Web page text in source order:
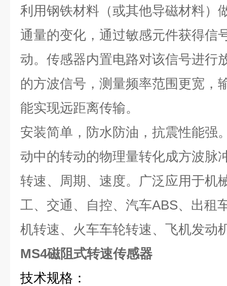
利用钢铁材料（或其他导磁材料）
通量的变化，通过敏感元件获得信
动。传感器内置电路对该信号进行
的方波信号，测量频率范围更宽，
能实现远距离传输。
安装简单，防水防油，抗震性能强
动中的转动的物理量转化成方波脉
转速、周期、速度。广泛应用于机
工、交通、自控、汽车ABS、出租
机转速、火车车轮转速、飞机发动
MS4磁阻式转速传感器
技术规格：